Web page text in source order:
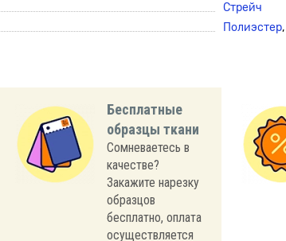
Стрейч
Полиэстер,
Бесплатные
образцы ткани
Сомневаетесь в
качестве?
Закажите нарезку
образцов
бесплатно, оплата
осуществляется